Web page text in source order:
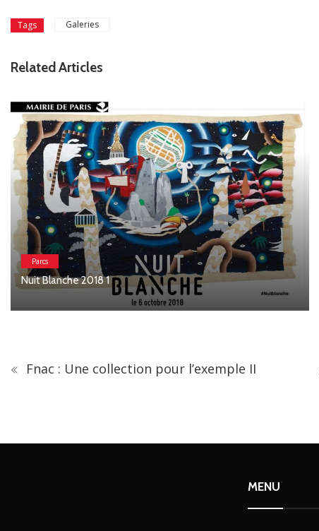
Tags Galeries
Related Articles
Parcs
Nuit Blanche 2018 1
Fnac : Une collection pour l’exemple II
MENU